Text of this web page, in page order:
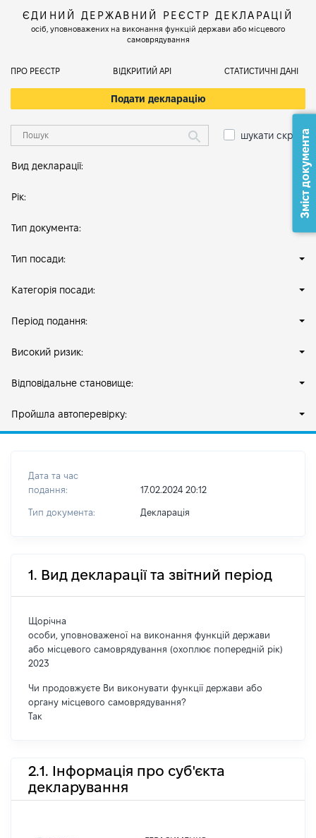
ЄДИНИЙ ДЕРЖАВНИЙ РЕЄСТР ДЕКЛАРАЦІЙ
осіб, уповноважених на виконання функцій держави або місцевого
самоврядування
ПРО РЕЄСТР ВІДКРИТИЙ АРІ СТАТИСТИЧНІ ДАНІ
Подати декларацію
шукати скрізь
Вид декларації:
Рік:
Тип документа:
Тип посади:
Категорія посади:
Період подання:
Високий ризик:
Відповідальне становище:
Пройшла автоперевірку:
Дата та час
подання:
17.02.2024 20:12
Тип документа: Декларація
1. Вид декларації та звітний період
Щорічна
особи, уповноваженої на виконання функцій держави
або місцевого самоврядування (охоплює попередній рік)
2023
Чи продовжуєте Ви виконувати функції держави або
органу місцевого самоврядування?
Так
2.1. Інформація про суб'єкта
декларування
Зміст документа